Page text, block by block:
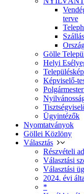
terve
Gölle
Helyi
Képviselő-
Ügyintézők
Nyomtatványok
Göllei Közlöny
Választás
Részvételi
Választási
Választási
2024. évi
*